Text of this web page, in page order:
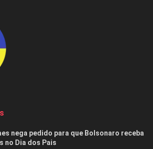
nega pedido para que Bolsonaro receba
no Dia dos Pais